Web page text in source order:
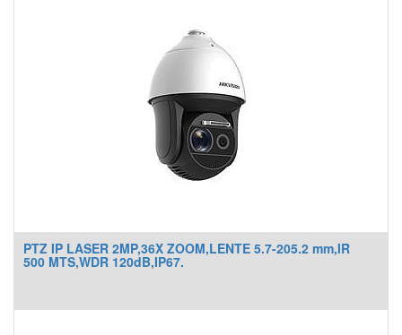
PTZ IP LASER 2MP,36X ZOOM,LENTE 5.7-205.2 mm,IR
500 MTS,WDR 120dB,IP67.